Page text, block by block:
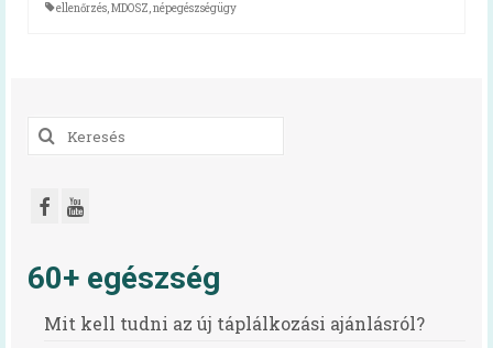
ellenőrzés,MDOSZ,népegészségügy
Keresés
a
60+ egészség
Mit kell tudni az új táplálkozási ajánlásról?